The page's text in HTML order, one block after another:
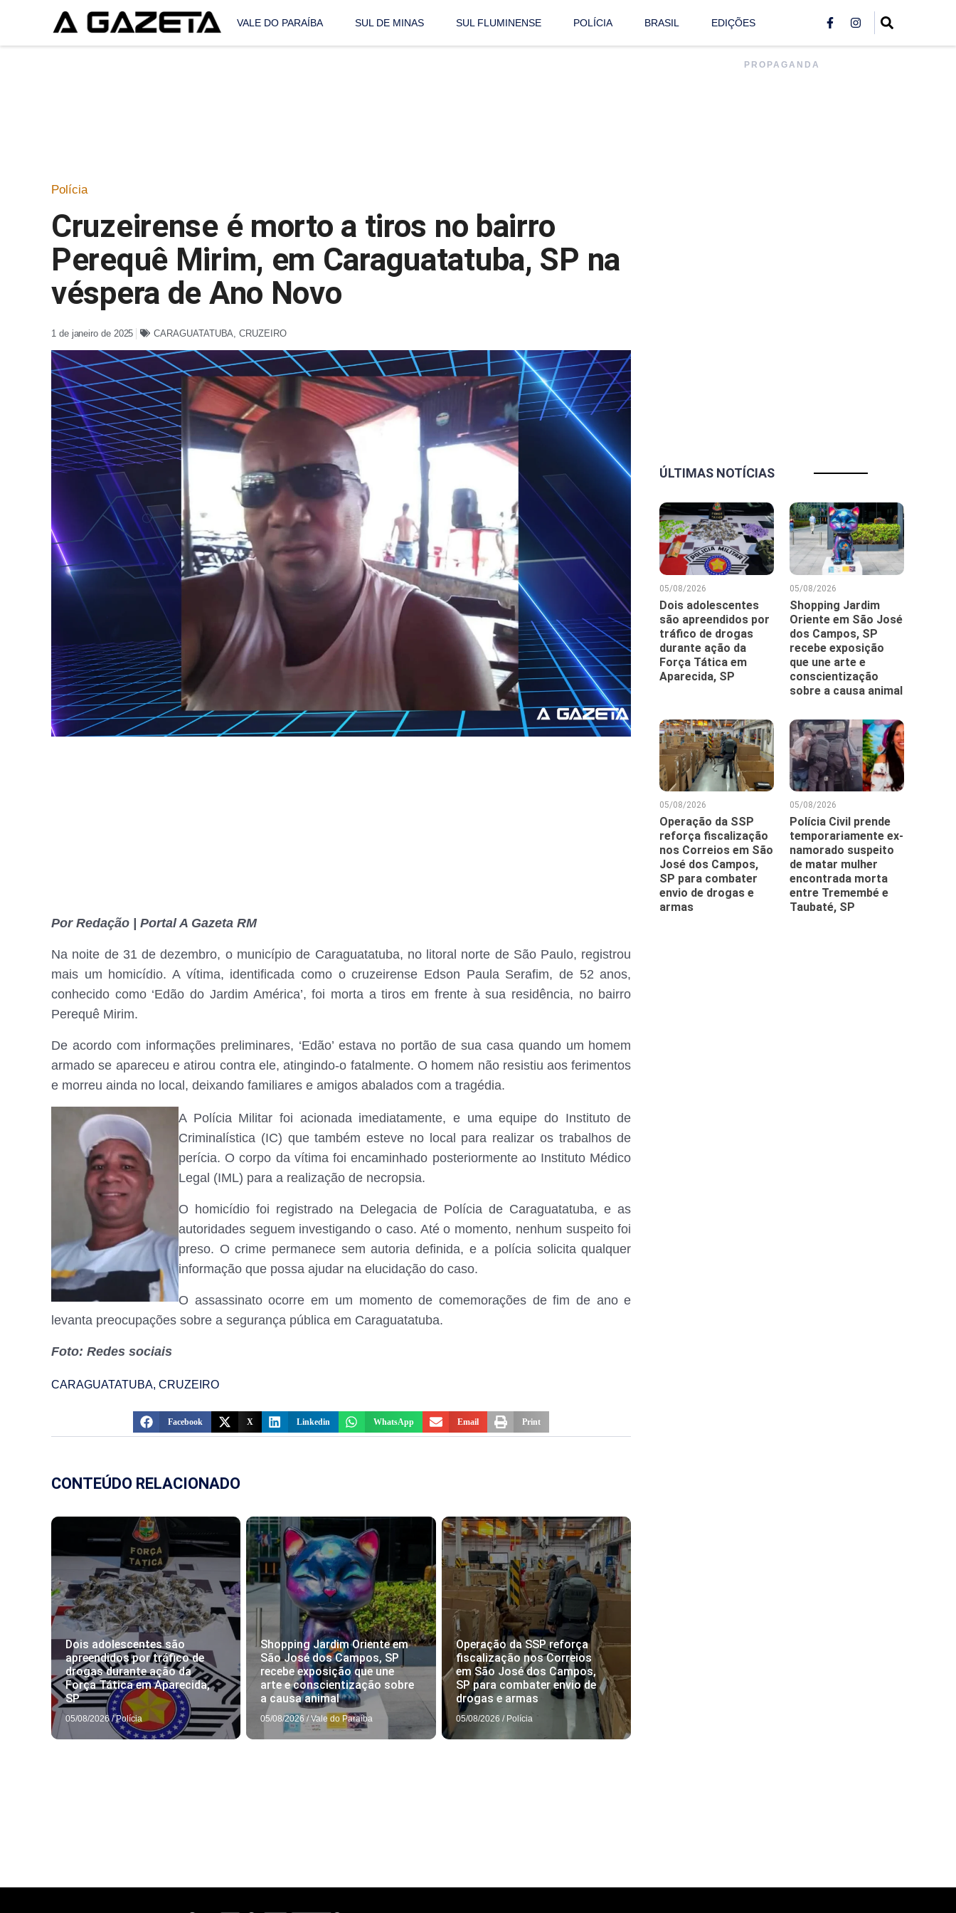
VALE DO PARAÍBA SUL DE MINAS SUL FLUMINENSE POLÍCIA BRASIL EDIÇÕES
Polícia
Cruzeirense é morto a tiros no bairro
Perequê Mirim, em Caraguatatuba, SP na
véspera de Ano Novo
1 de janeiro de 2025 CARAGUATATUBA,CRUZEIRO
Por Redação | Portal A Gazeta RM
Na noite de 31 de dezembro, o município de Caraguatatuba, no litoral norte de São Paulo, registrou
mais um homicídio. A vítima, identificada como o cruzeirense Edson Paula Serafim, de 52 anos,
conhecido como ‘Edão do Jardim América’, foi morta a tiros em frente à sua residência, no bairro
Perequê Mirim.
De acordo com informações preliminares, ‘Edão’ estava no portão de sua casa quando um homem
armado se apareceu e atirou contra ele, atingindo-o fatalmente. O homem não resistiu aos ferimentos
e morreu ainda no local, deixando familiares e amigos abalados com a tragédia.
A Polícia Militar foi acionada imediatamente, e uma equipe do Instituto de
Criminalística (IC) que também esteve no local para realizar os trabalhos de
perícia. O corpo da vítima foi encaminhado posteriormente ao Instituto Médico
Legal (IML) para a realização de necropsia.
O homicídio foi registrado na Delegacia de Polícia de Caraguatatuba, e as
autoridades seguem investigando o caso. Até o momento, nenhum suspeito foi
preso. O crime permanece sem autoria definida, e a polícia solicita qualquer
informação que possa ajudar na elucidação do caso.
O assassinato ocorre em um momento de comemorações de fim de ano e
levanta preocupações sobre a segurança pública em Caraguatatuba.
Foto: Redes sociais
CARAGUATATUBA, CRUZEIRO
Facebook X Linkedin WhatsApp Email Print
CONTEÚDO RELACIONADO
Dois adolescentes são
apreendidos por tráfico de
drogas durante ação da
Força Tática em Aparecida,
SP
05/08/2026 / Polícia
Shopping Jardim Oriente em
São José dos Campos, SP
recebe exposição que une
arte e conscientização sobre
a causa animal
05/08/2026 / Vale do Paraíba
Operação da SSP reforça
fiscalização nos Correios
em São José dos Campos,
SP para combater envio de
drogas e armas
05/08/2026 / Polícia
PROPAGANDA
ÚLTIMAS NOTÍCIAS
05/08/2026
Dois adolescentes
são apreendidos por
tráfico de drogas
durante ação da
Força Tática em
Aparecida, SP
05/08/2026
Shopping Jardim
Oriente em São José
dos Campos, SP
recebe exposição
que une arte e
conscientização
sobre a causa animal
05/08/2026
Operação da SSP
reforça fiscalização
nos Correios em São
José dos Campos,
SP para combater
envio de drogas e
armas
05/08/2026
Polícia Civil prende
temporariamente ex-
namorado suspeito
de matar mulher
encontrada morta
entre Tremembé e
Taubaté, SP